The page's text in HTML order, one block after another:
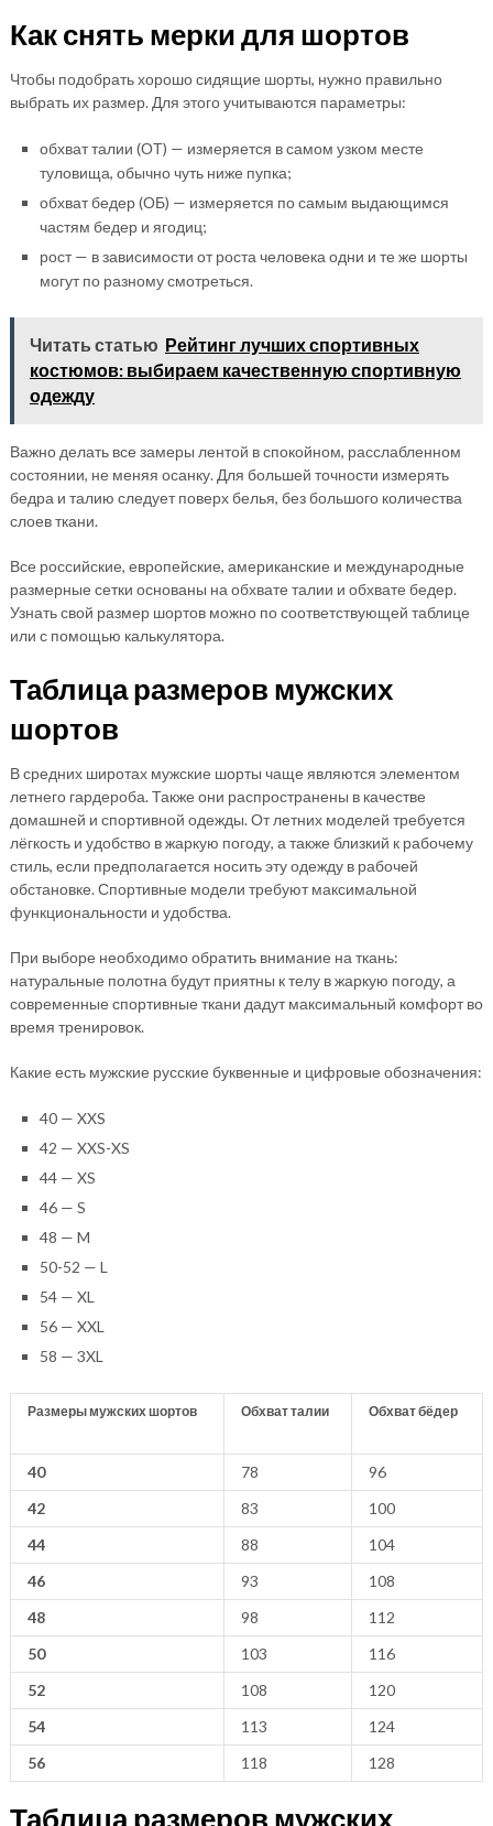
Как снять мерки для шортов
Чтобы подобрать хорошо сидящие шорты, нужно правильно
выбрать их размер. Для этого учитываются параметры:
обхват талии (ОТ) — измеряется в самом узком месте
туловища, обычно чуть ниже пупка;
обхват бедер (ОБ) — измеряется по самым выдающимся
частям бедер и ягодиц;
рост — в зависимости от роста человека одни и те же шорты
могут по разному смотреться.
Читать статью Рейтинг лучших спортивных
костюмов: выбираем качественную спортивную
одежду
Важно делать все замеры лентой в спокойном, расслабленном
состоянии, не меняя осанку. Для большей точности измерять
бедра и талию следует поверх белья, без большого количества
слоев ткани.
Все российские, европейские, американские и международные
размерные сетки основаны на обхвате талии и обхвате бедер.
Узнать свой размер шортов можно по соответствующей таблице
или с помощью калькулятора.
Таблица размеров мужских
шортов
В средних широтах мужские шорты чаще являются элементом
летнего гардероба. Также они распространены в качестве
домашней и спортивной одежды. От летних моделей требуется
лёгкость и удобство в жаркую погоду, а также близкий к рабочему
стиль, если предполагается носить эту одежду в рабочей
обстановке. Спортивные модели требуют максимальной
функциональности и удобства.
При выборе необходимо обратить внимание на ткань:
натуральные полотна будут приятны к телу в жаркую погоду, а
современные спортивные ткани дадут максимальный комфорт во
время тренировок.
Какие есть мужские русские буквенные и цифровые обозначения:
40 — XXS
42 — XXS-XS
44 — XS
46 — S
48 — M
50-52 — L
54 — XL
56 — XXL
58 — 3XL
Размеры мужских шортов Обхват талии Обхват бёдер
40 78
96
42
83
100
44
88
104
46
93
108
48
98
112
50
103
116
52
108
120
54
113
124
56
118 128
Таблица размеров мужских